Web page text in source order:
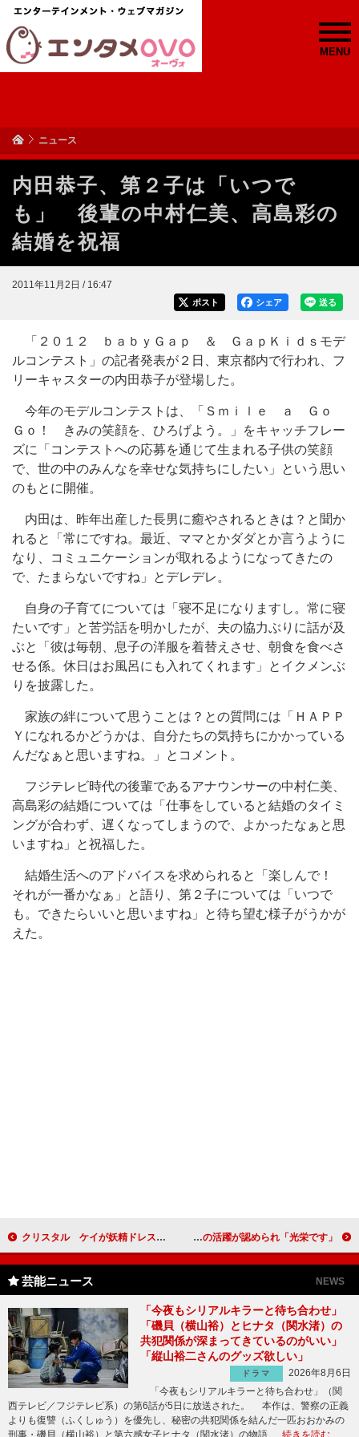
MENU
ニュース
内田恭子、第２子は「いつで
も」 後輩の中村仁美、高島彩の
結婚を祝福
2011年11月2日 / 16:47
送る
シェア
ポスト
「２０１２ ｂａｂｙＧａｐ ＆ ＧａｐＫｉｄｓモデ
ルコンテスト」の記者発表が２日、東京都内で行われ、フ
リーキャスターの内田恭子が登場した。
今年のモデルコンテストは、「Ｓｍｉｌｅ ａ Ｇｏ
Ｇｏ！ きみの笑顔を、ひろげよう。」をキャッチフレー
ズに「コンテストへの応募を通じて生まれる子供の笑顔
で、世の中のみんなを幸せな気持ちにしたい」という思い
のもとに開催。
内田は、昨年出産した長男に癒やされるときは？と聞か
れると「常にですね。最近、ママとかダダとか言うように
なり、コミュニケーションが取れるようになってきたの
で、たまらないですね」とデレデレ。
自身の子育てについては「寝不足になりますし。常に寝
たいです」と苦労話を明かしたが、夫の協力ぶりに話が及
ぶと「彼は毎朝、息子の洋服を着替えさせ、朝食を食べさ
せる係。休日はお風呂にも入れてくれます」とイクメンぶ
りを披露した。
家族の絆について思うことは？との質問には「ＨＡＰＰ
Ｙになれるかどうかは、自分たちの気持ちにかかっている
んだなぁと思いますね。」とコメント。
フジテレビ時代の後輩であるアナウンサーの中村仁美、
高島彩の結婚については「仕事をしていると結婚のタイミ
ングが合わず、遅くなってしまうので、よかったなぁと思
いますね」と祝福した。
結婚生活へのアドバイスを求められると「楽しんで！
それが一番かなぁ」と語り、第２子については「いつで
も。できたらいいと思いますね」と待ち望む様子がうかが
えた。
クリスタル ケイが妖精ドレスでライブ 「クリスマスツリーに負けないように」 剛力彩芽、「今年の顔」に選ばれニッコリ！ ドラマ・ＣＭの活躍が認められ「光栄です」
芸能ニュース NEWS
「今夜もシリアルキラーと待ち合わせ」
「磯貝（横山裕）とヒナタ（関水渚）の
共犯関係が深まってきているのがいい」
「縦山裕二さんのグッズ欲しい」
ドラマ
2026年8月6日
「今夜もシリアルキラーと待ち合わせ」（関
西テレビ／フジテレビ系）の第6話が5日に放送された。 本作は、警察の正義
よりも復讐（ふくしゅう）を優先し、秘密の共犯関係を結んだ一匹おおかみの
刑事・磯貝（横山裕）と第六感女子ヒナタ（関水渚）の物語 … 続きを読む